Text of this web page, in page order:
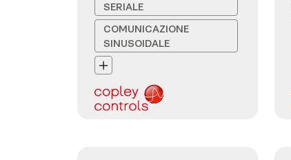
SERIALE
COMUNICAZIONE
SINUSOIDALE